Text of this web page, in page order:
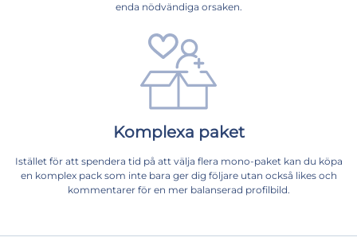
enda nödvändiga orsaken.
Komplexa paket
Istället för att spendera tid på att välja flera mono-paket kan du köpa
en komplex pack som inte bara ger dig följare utan också likes och
kommentarer för en mer balanserad profilbild.